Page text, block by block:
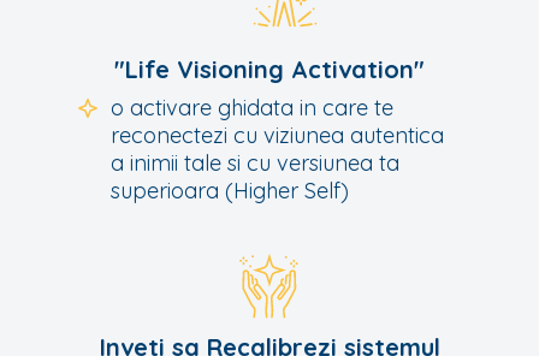
"Life Visioning Activation"
o activare ghidata in care te
reconectezi cu viziunea autentica
a inimii tale si cu versiunea ta
superioara (Higher Self)
Inveti sa Recalibrezi sistemul